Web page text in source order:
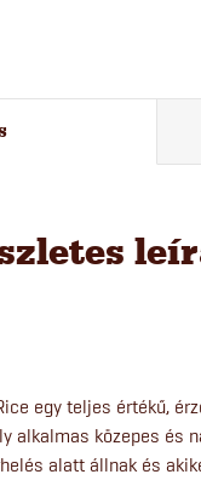
egy teljes értékű,
alkalmas közepes és
alatt állnak és